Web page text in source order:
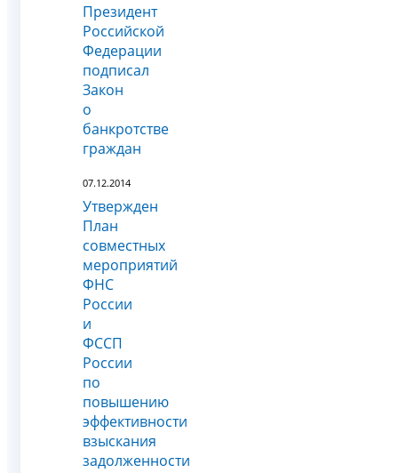
Президент
Российской
Федерации
подписал
Закон
о
банкротстве
граждан
07.12.2014
Утвержден
План
совместных
мероприятий
ФНС
России
и
ФССП
России
по
повышению
эффективности
взыскания
задолженности